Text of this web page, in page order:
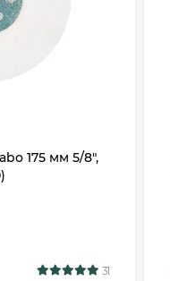
175 мм 5/8",
31